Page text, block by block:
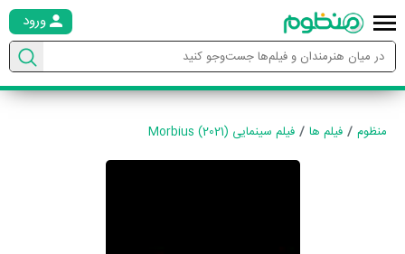
ورود
منظوم فیلم ها فیلم سینمایی Morbius (2021)